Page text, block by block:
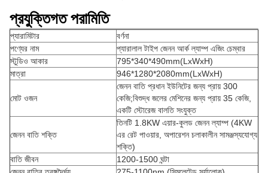
প্রযুক্তিগত পরামিতি
প্যারামিটার
বর্ণনা
পণ্যের নাম
প্যারালাল টাইপ জেনন আর্ক ল্যাম্প এজিং চেম্বার
স্টুডিও আকার
795*340*490mm(LxWxH)
মাত্রা
946*1280*2080mm(LxWxH)
মোট ওজন
জেনন বাতি প্রধান ইউনিটের জন্য প্রায় 300
কেজি;বিশুদ্ধ জলের মেশিনের জন্য প্রায় 35 কেজি,
একটি স্টোরেজ বালতি সংযুক্ত
জেনন বাতি শক্তি
তিনটি 1.8KW এয়ার-কুলড জেনন ল্যাম্প (4KW
এর রেট পাওয়ার, অপারেশন চলাকালীন সামঞ্জস্যযোগ্য
শক্তি)
বাতি জীবন
1200-1500 ঘন্টা